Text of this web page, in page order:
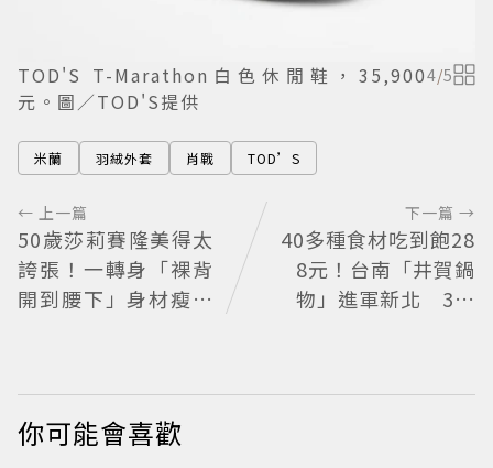
TOD'S T-Marathon白色休閒鞋，35,900
元。圖／TOD'S提供
4/5
米蘭 羽絨外套 肖戰 TOD’S
← 上一篇
50歲莎莉賽隆美得太
誇張！一轉身「裸背
開到腰下」身材瘦到
下一篇 →
40多種食材吃到飽28
8元！台南「井賀鍋
物」進軍新北 3人
你可能會喜歡